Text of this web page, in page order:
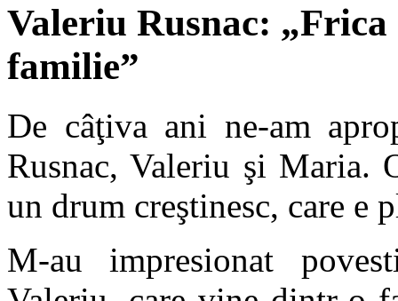
Valeriu Rusnac: „Frica
familie”
De câţiva ani ne-am
Rusnac, Valeriu şi Maria.
un drum creştinesc, care e
M-au impresionat